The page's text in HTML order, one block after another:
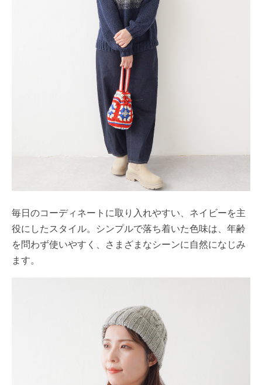
毎日のコーディネートに取り入れやすい、ネイビーを主
役にしたスタイル。シンプルで落ち着いた色味は、年齢
を問わず使いやすく、さまざまなシーンに自然になじみ
ます。